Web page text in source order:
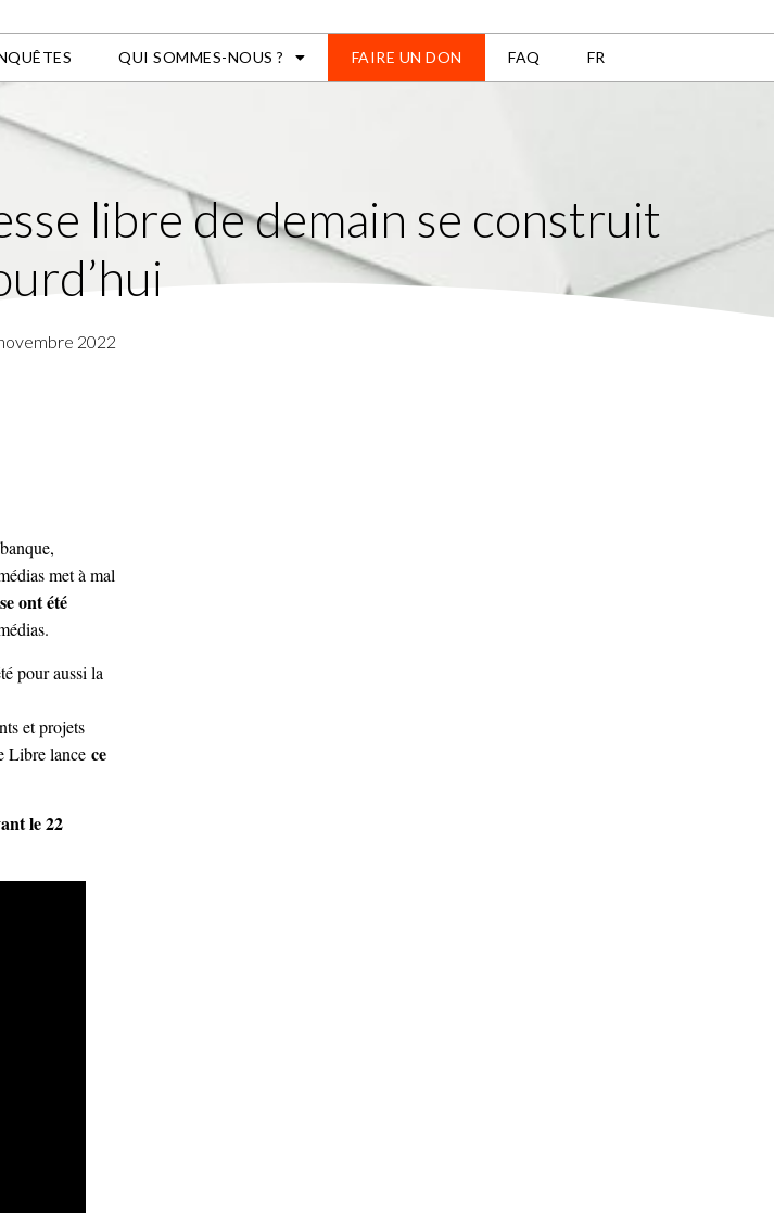
QUI SOMMES-NOUS ? FAIRE UN DON FAQ FR
libre de demain se construit
2022
met à mal
ont été
pour aussi la
et projets
Libre lance ce
le 22